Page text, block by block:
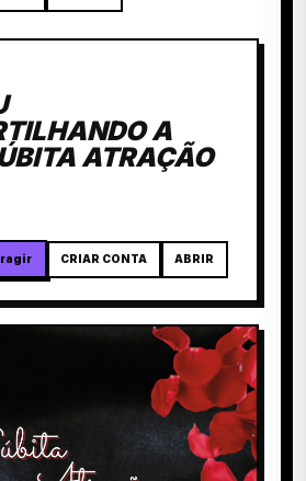
A
ATRAÇÃO
CRIAR CONTA ABRIR